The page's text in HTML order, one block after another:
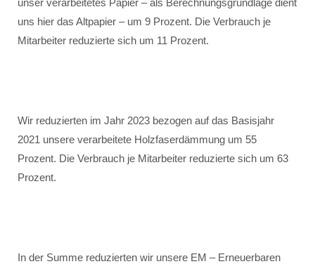
unser verarbeitetes Papier – als Berechnungsgrundlage dient
uns hier das Altpapier – um 9 Prozent. Die Verbrauch je
Mitarbeiter reduzierte sich um 11 Prozent.
Wir reduzierten im Jahr 2023 bezogen auf das Basisjahr
2021 unsere verarbeitete Holzfaserdämmung um 55
Prozent. Die Verbrauch je Mitarbeiter reduzierte sich um 63
Prozent.
In der Summe reduzierten wir unsere EM – Erneuerbaren